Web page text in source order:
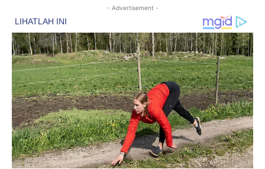
- Advertisement -